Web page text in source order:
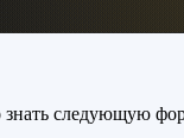
знать следующую